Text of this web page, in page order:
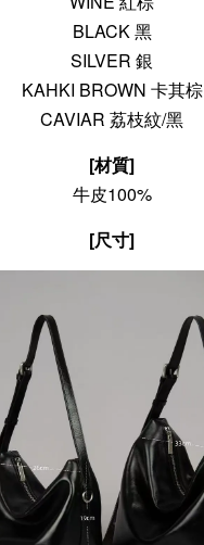
BLACK 黑
SILVER 銀
KAHKI BROWN 卡其棕
CAVIAR 荔枝紋/黑
[材質]
牛皮100%
[尺寸]